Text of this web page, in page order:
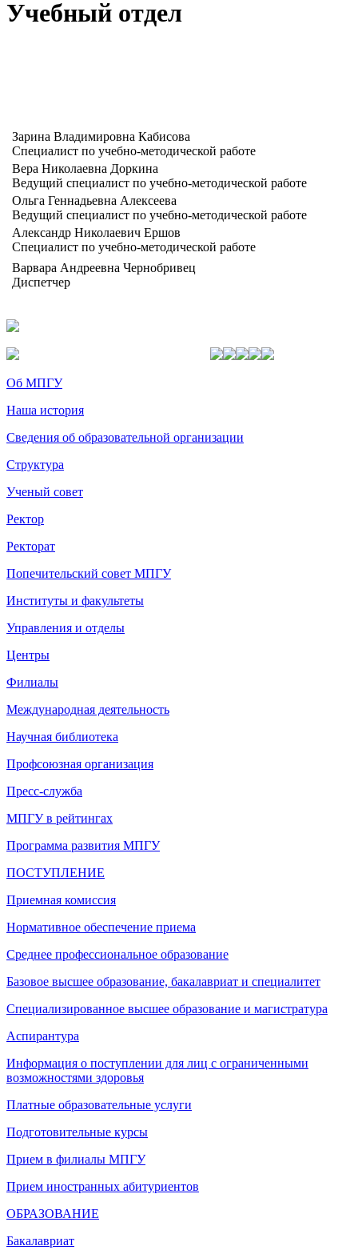
Учебный отдел
Зарина Владимировна Кабисова
Специалист по учебно-методической работе
Вера Николаевна Доркина
Ведущий специалист по учебно-методической работе
Ольга Геннадьевна Алексеева
Ведущий специалист по учебно-методической работе
Александр Николаевич Ершов
Специалист по учебно-методической работе
Варвара Андреевна Чернобривец
Диспетчер
Об МПГУ
Наша история
Сведения об образовательной организации
Структура
Ученый совет
Ректор
Ректорат
Попечительский совет МПГУ
Институты и факультеты
Управления и отделы
Центры
Филиалы
Международная деятельность
Научная библиотека
Профсоюзная организация
Пресс-служба
МПГУ в рейтингах
Программа развития МПГУ
ПОСТУПЛЕНИЕ
Приемная комиссия
Нормативное обеспечение приема
Среднее профессиональное образование
Базовое высшее образование, бакалавриат и специалитет
Специализированное высшее образование и магистратура
Аспирантура
Информация о поступлении для лиц с ограниченными
возможностями здоровья
Платные образовательные услуги
Подготовительные курсы
Прием в филиалы МПГУ
Прием иностранных абитуриентов
ОБРАЗОВАНИЕ
Бакалавриат